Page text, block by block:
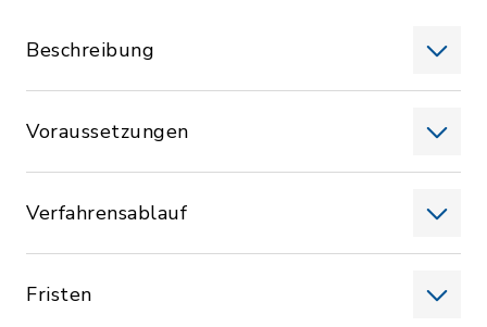
Beschreibung
Voraussetzungen
Verfahrensablauf
Fristen